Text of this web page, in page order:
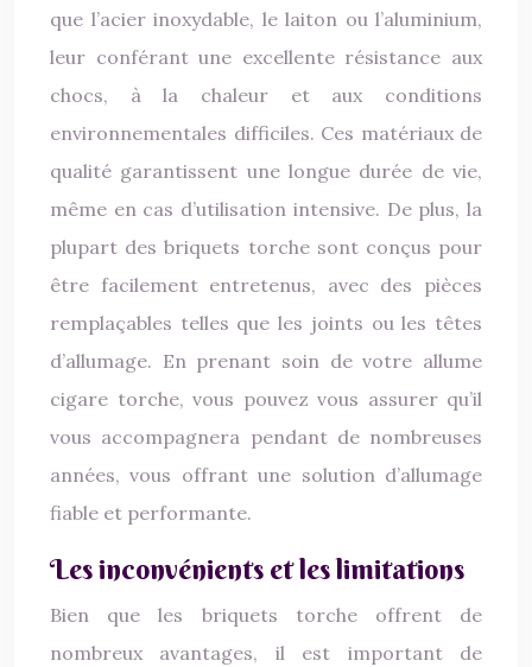
que l’acier inoxydable, le laiton ou l’aluminium,
leur conférant une excellente résistance aux
chocs, à la chaleur et aux conditions
environnementales difficiles. Ces matériaux de
qualité garantissent une longue durée de vie,
même en cas d’utilisation intensive. De plus, la
plupart des briquets torche sont conçus pour
être facilement entretenus, avec des pièces
remplaçables telles que les joints ou les têtes
d’allumage. En prenant soin de votre allume
cigare torche, vous pouvez vous assurer qu’il
vous accompagnera pendant de nombreuses
années, vous offrant une solution d’allumage
fiable et performante.
Les inconvénients et les limitations
Bien que les briquets torche offrent de
nombreux avantages, il est important de